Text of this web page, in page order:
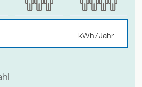
Personen
Personen
kWh / Jahr